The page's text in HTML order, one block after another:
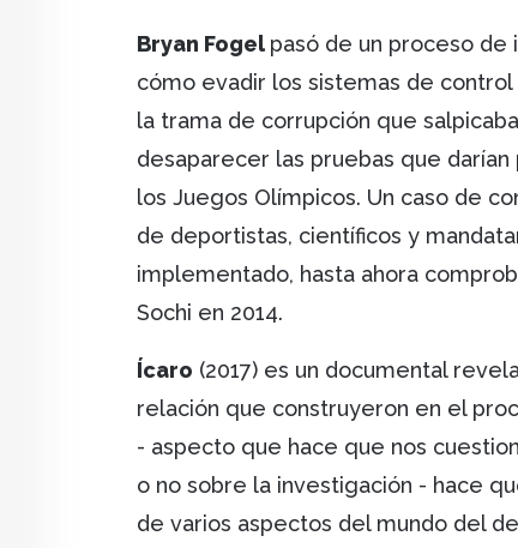
Bryan Fogel pasó de un proceso de
cómo evadir los sistemas de
la trama de corrupción que
desaparecer las pruebas que
los Juegos Olímpicos. Un caso de
de deportistas, científicos y
implementado, hasta ahora
Sochi en 2014.
Ícaro (2017) es un documental
relación que construyeron en el
- aspecto que hace que nos
o no sobre la investigación - hace
de varios aspectos del mundo del